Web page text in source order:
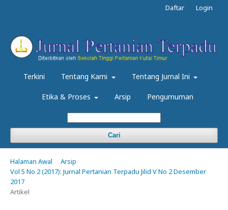
Terkini Tentang Kami Tentang Jurnal Ini
Etika & Proses Arsip Pengumuman
Cari
Daftar Login
Halaman Awal
Arsip
Vol 5 No 2 (2017): Jurnal Pertanian Terpadu Jilid V No 2 Desember
2017
Artikel